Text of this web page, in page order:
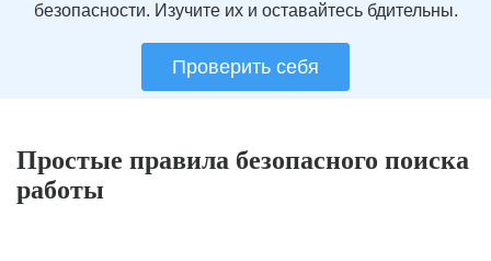
безопасности. Изучите их и оставайтесь бдительны.
Проверить себя
Простые правила безопасного поиска
работы